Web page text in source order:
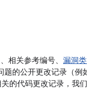
相关参考编号、 漏洞
题的公开更改记录（例
的代码更改记录，我